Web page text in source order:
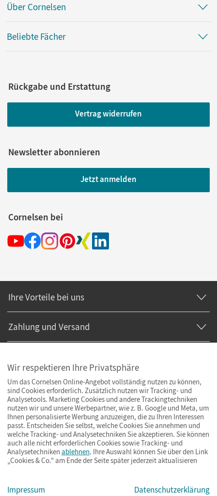
Über Cornelsen
Beliebte Fächer
Rückgabe und Erstattung
Vertrag widerrufen
Newsletter abonnieren
Jetzt anmelden
Cornelsen bei
Ihre Vorteile bei uns
Zahlung und Versand
© Cornelsen Verlag 2026
ImpressumAGBDatenschutzBarrierefreiheitCookies & Co.
Wir respektieren Ihre Privatsphäre
Um das Cornelsen Online-Angebot vollständig nutzen zu können,
sind Cookies erforderlich. Zusätzlich nutzen wir Tracking- und
Analysetools. Marketing Cookies und andere Trackingtechniken
nutzen wir und unsere Werbepartner, wie z. B. Google und Meta, um
Ihnen personalisierte Werbung anzuzeigen, die zu Ihren Interessen
passt. Entscheiden Sie selbst, welche Cookies Sie annehmen und
welche Tracking- und Analysetechniken Sie akzeptieren. Sie können
auch alle nicht erforderlichen Cookies sowie Tracking- und
Analysetechniken ablehnen. Ihre Auswahl können Sie über den Link
„Cookies & Co.“ am Ende der Seite später jederzeit aktualisieren
Impressum Datenschutzerklärung